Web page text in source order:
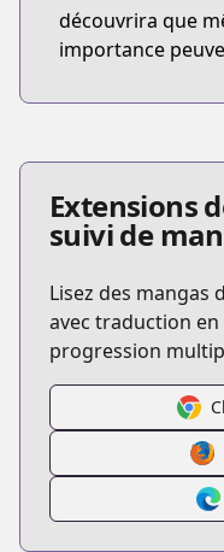
découvrira que
importance
Extensions
suivi de
Lisez des mangas
avec traduction
progression